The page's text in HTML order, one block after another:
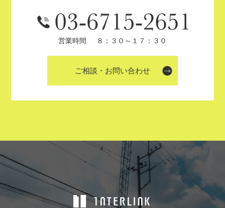
営業時間 ８：３０～１７：３０
ご相談・お問い合わせ